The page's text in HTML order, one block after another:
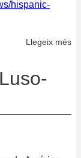
hispanic-
Llegeix més